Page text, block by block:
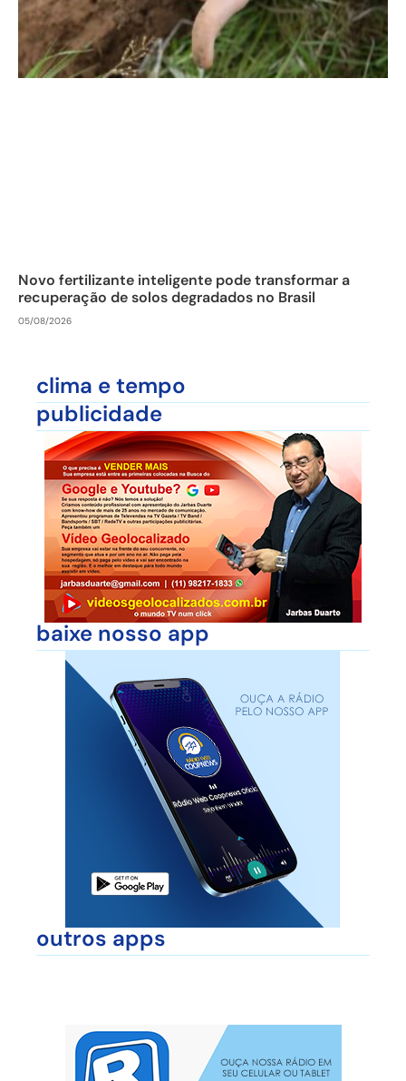
Novo fertilizante inteligente pode transformar a
recuperação de solos degradados no Brasil
05/08/2026
clima e tempo
publicidade
baixe nosso app
outros apps